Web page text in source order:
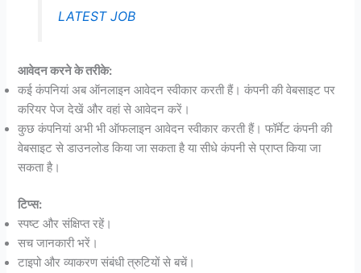
LATEST JOB
आवेदन करने के तरीके:
कई कंपनियां अब ऑनलाइन आवेदन स्वीकार करती हैं। कंपनी की वेबसाइट पर
करियर पेज देखें और वहां से आवेदन करें।
कुछ कंपनियां अभी भी ऑफलाइन आवेदन स्वीकार करती हैं। फॉर्मेट कंपनी की
वेबसाइट से डाउनलोड किया जा सकता है या सीधे कंपनी से प्राप्त किया जा
सकता है।
टिप्स:
स्पष्ट और संक्षिप्त रहें।
सच जानकारी भरें।
टाइपो और व्याकरण संबंधी त्रुटियों से बचें।